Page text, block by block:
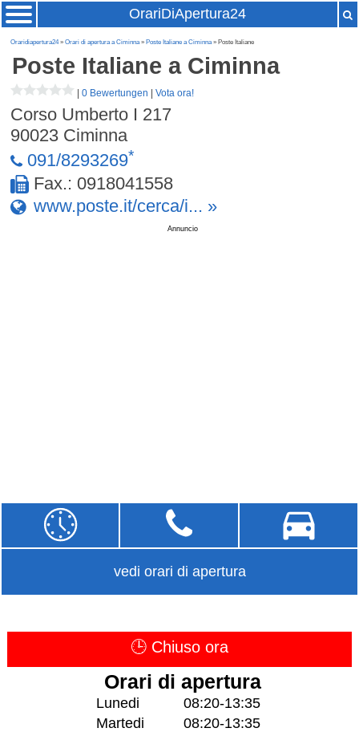
OrariDiApertura24
Oraridiapertura24»Orari di apertura a Ciminna» Poste Italiane a Ciminna» Poste Italiane
Poste Italiane a Ciminna
|0 Bewertungen |Vota ora!
Corso Umberto I 217
90023 Ciminna
091/8293269*
Fax.: 0918041558
www.poste.it/cerca/i... »
Annuncio
vedi orari di apertura
🕒 Chiuso ora
Orari di apertura
Lunedi
08:20-13:35
Martedi
08:20-13:35